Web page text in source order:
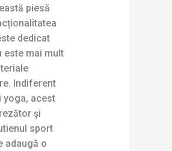
piesă
dedicat
este mai mult
Indiferent
yoga, acest
și
sport
adaugă o